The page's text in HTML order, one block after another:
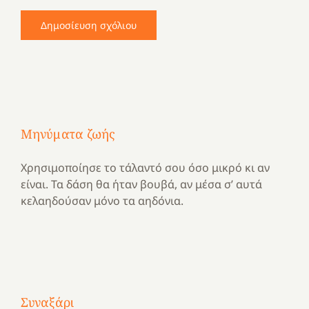
Μηνύματα ζωής
Χρησιμοποίησε το τάλαντό σου όσο μικρό κι αν
είναι. Τα δάση θα ήταν βουβά, αν μέσα σ’ αυτά
κελαηδούσαν μόνο τα αηδόνια.
Συναξάρι